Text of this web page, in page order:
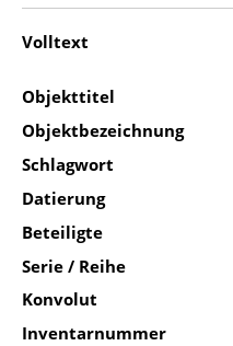
Volltext
Objekttitel
Objektbezeichnung
Schlagwort
Datierung
Beteiligte
Serie / Reihe
Konvolut
Inventarnummer